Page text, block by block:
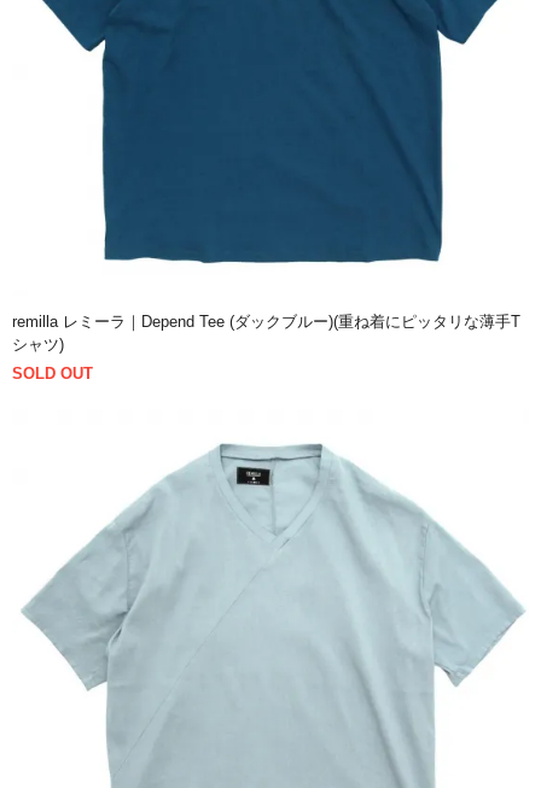
remilla レミーラ｜Depend Tee (ダックブルー)(重ね着にピッタリな薄手T
シャツ)
SOLD OUT